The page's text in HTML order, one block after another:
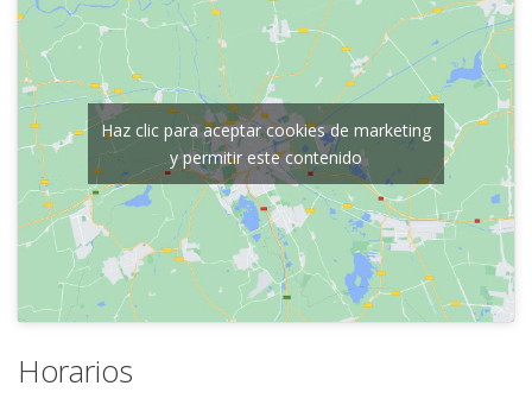
Haz clic para aceptar cookies de marketing
y permitir este contenido
Horarios